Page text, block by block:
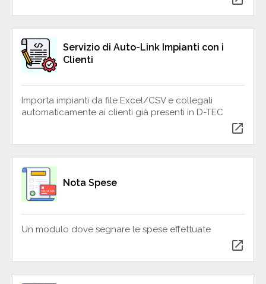
Servizio di Auto-Link Impianti con i
Clienti
Importa impianti da file Excel/CSV e collegali
automaticamente ai clienti già presenti in D-TEC
open_in_new
Nota Spese
Un modulo dove segnare le spese effettuate
open_in_new